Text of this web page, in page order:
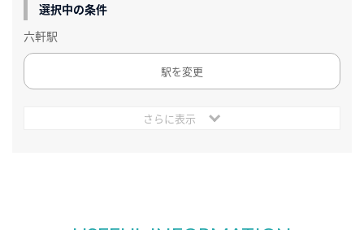
選択中の条件
六軒駅
駅を変更
さらに表示